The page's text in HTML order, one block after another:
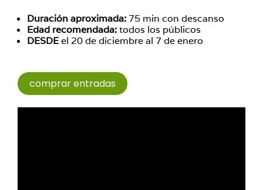
Duración aproximada: 75 min con descanso
Edad recomendada:todos los públicos
DESDEel 20 de diciembre al 7 de enero
comprar entradas